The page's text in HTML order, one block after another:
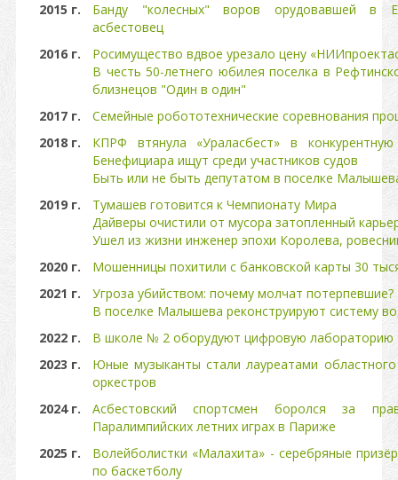
2015 г.
Банду "колесных" воров орудовавшей в
асбестовец
2016 г.
Росимущество вдвое урезало цену
В честь 50-летнего юбилея поселка в
близнецов "Один в один"
2017 г.
Семейные робототехнические соревнования
2018 г.
КПРФ втянула «Ураласбест» в
Бенефициара ищут среди участников судов
Быть или не быть депутатом в поселке
2019 г.
Тумашев готовится к Чемпионату Мира
Дайверы очистили от мусора затопленный
Ушел из жизни инженер эпохи Королева,
2020 г.
Мошенницы похитили с банковской карты 30
2021 г.
Угроза убийством: почему молчат потерпевшие?
В поселке Малышева реконструируют систему
2022 г.
В школе № 2 оборудуют цифровую лабораторию
2023 г.
Юные музыканты стали лауреатами областного
оркестров
2024 г.
Асбестовский спортсмен боролся за
Паралимпийских летних играх в Париже
2025 г.
Волейболистки «Малахита» - серебряные
по баскетболу